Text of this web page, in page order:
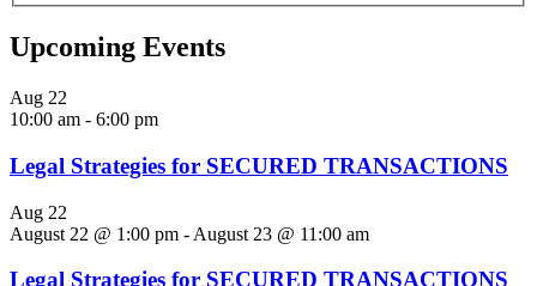
Upcoming Events
Aug 22
10:00 am - 6:00 pm
Legal Strategies for SECURED TRANSACTIONS
Aug 22
August 22 @ 1:00 pm - August 23 @ 11:00 am
Legal Strategies for SECURED TRANSACTIONS